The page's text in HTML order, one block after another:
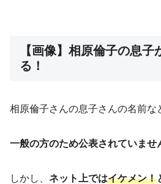
【画像】相原倫子の息
る！
相原倫子さんの息子さんの名前な
一般の方のため公表されていませ
しかし、 ネット上ではイケメン！